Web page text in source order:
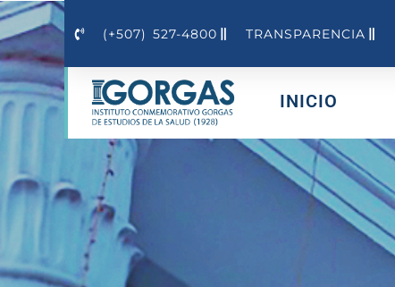
(+507) 527-4800 TRANSPARENCIA
INICIO